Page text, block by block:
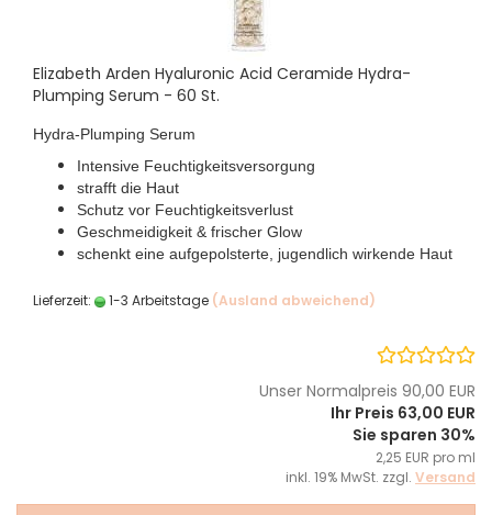
Elizabeth Arden Hyaluronic Acid Ceramide Hydra-
Plumping Serum - 60 St.
Hydra-Plumping Serum
Intensive Feuchtigkeitsversorgung
strafft die Haut
Schutz vor Feuchtigkeitsverlust
Geschmeidigkeit & frischer Glow
schenkt eine aufgepolsterte, jugendlich wirkende Haut
Lieferzeit: 1-3 Arbeitstage (Ausland abweichend)
Unser Normalpreis 90,00 EUR
Ihr Preis 63,00 EUR
Sie sparen 30%
2,25 EUR pro ml
inkl. 19% MwSt. zzgl. Versand